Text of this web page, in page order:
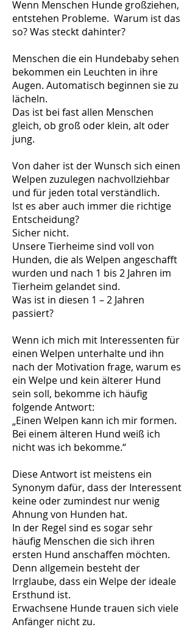
Wenn Menschen Hunde großziehen,
entstehen Probleme. Warum ist das
so? Was steckt dahinter?
Menschen die ein Hundebaby sehen
bekommen ein Leuchten in ihre
Augen. Automatisch beginnen sie zu
lächeln.
Das ist bei fast allen Menschen
gleich, ob groß oder klein, alt oder
jung.
Von daher ist der Wunsch sich einen
Welpen zuzulegen nachvollziehbar
und für jeden total verständlich.
Ist es aber auch immer die richtige
Entscheidung?
Sicher nicht.
Unsere Tierheime sind voll von
Hunden, die als Welpen angeschafft
wurden und nach 1 bis 2 Jahren im
Tierheim gelandet sind.
Was ist in diesen 1 – 2 Jahren
passiert?
Wenn ich mich mit Interessenten für
einen Welpen unterhalte und ihn
nach der Motivation frage, warum es
ein Welpe und kein älterer Hund
sein soll, bekomme ich häufig
folgende Antwort:
„Einen Welpen kann ich mir formen.
Bei einem älteren Hund weiß ich
nicht was ich bekomme.“
Diese Antwort ist meistens ein
Synonym dafür, dass der Interessent
keine oder zumindest nur wenig
Ahnung von Hunden hat.
In der Regel sind es sogar sehr
häufig Menschen die sich ihren
ersten Hund anschaffen möchten.
Denn allgemein besteht der
Irrglaube, dass ein Welpe der ideale
Ersthund ist.
Erwachsene Hunde trauen sich viele
Anfänger nicht zu.